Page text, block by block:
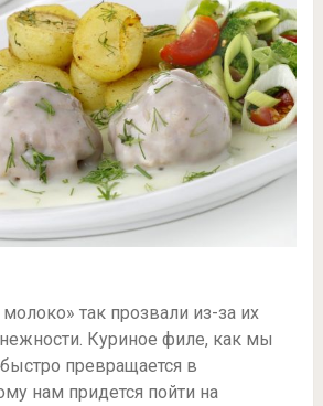
так прозвали из-за их
Куриное филе, как мы
превращается в
нам придется пойти на